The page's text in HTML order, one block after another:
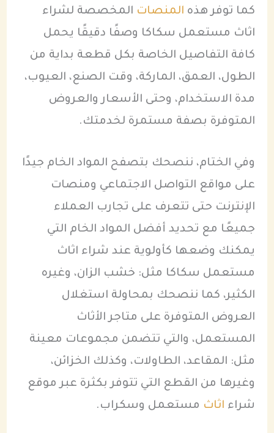
كما توفر هذه المنصات المخصصة لشراء
اثاث مستعمل سكاكا وصفًا دقيقًا يحمل
كافة التفاصيل الخاصة بكل قطعة بداية من
الطول، العمق، الماركة، وقت الصنع، العيوب،
مدة الاستخدام، وحتى الأسعار والعروض
المتوفرة بصفة مستمرة لخدمتك.
وفي الختام، ننصحك بتصفح المواد الخام جيدًا
على مواقع التواصل الاجتماعي ومنصات
الإنترنت حتى تتعرف على تجارب العملاء
جميعًا مع تحديد أفضل المواد الخام التي
يمكنك وضعها كأولوية عند شراء اثاث
مستعمل سكاكا مثل: خشب الزان، وغيره
الكثير، كما ننصحك بمحاولة استغلال
العروض المتوفرة على متاجر الأثاث
المستعمل، والتي تتضمن مجموعات معينة
مثل: المقاعد، الطاولات، وكذلك الخزائن،
وغيرها من القطع التي تتوفر بكثرة عبر موقع
شراء اثاث مستعمل وسكراب.